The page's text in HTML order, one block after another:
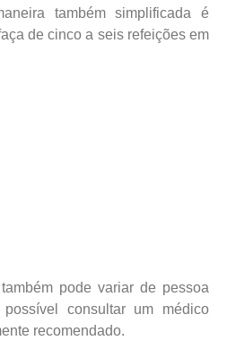
também simplificada é
de cinco a seis refeições em
pode variar de pessoa
consultar um médico
recomendado.